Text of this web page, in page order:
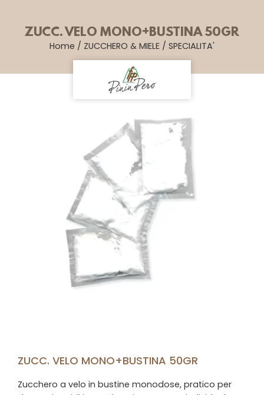
ZUCC. VELO MONO+BUSTINA 50GR
Home / ZUCCHERO & MIELE / SPECIALITA'
ZUCC. VELO MONO+BUSTINA 50GR
Zucchero a velo in bustine monodose, pratico per